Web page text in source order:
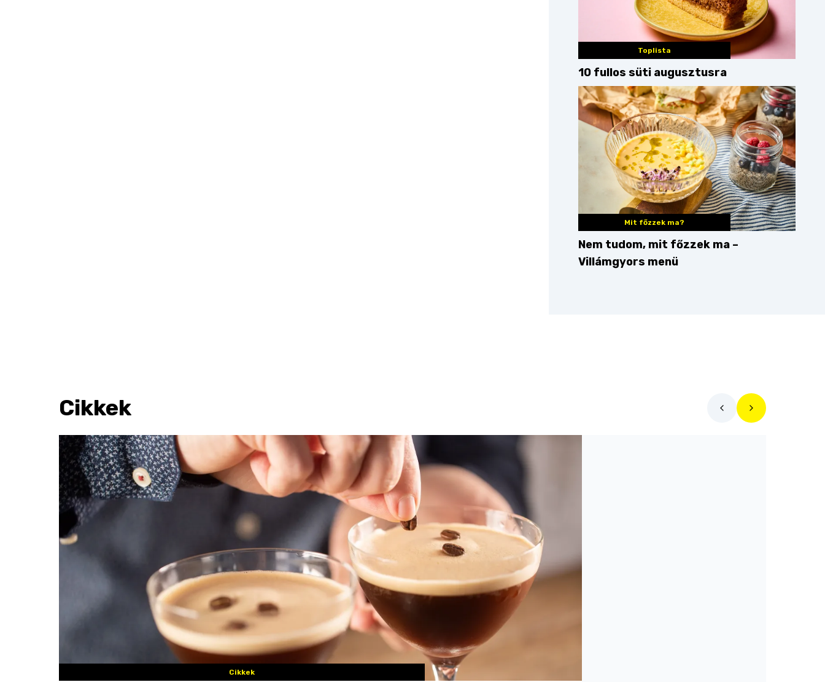
Toplista
10 fullos süti augusztusra
Mit főzzek ma?
Nem tudom, mit főzzek ma –
Villámgyors menü
Cikkek
Cikkek